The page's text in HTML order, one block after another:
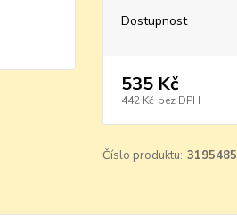
Dostupnost
535 Kč
442 Kč bez DPH
Číslo produktu: 3195485